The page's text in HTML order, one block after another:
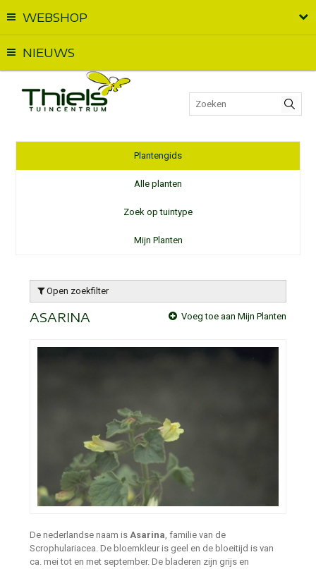
WEBSHOP
NIEUWS
Plantengids
Alle planten
Zoek op tuintype
Mijn Planten
Open zoekfilter
ASARINA Voeg toe aan Mijn Planten
De nederlandse naam is Asarina, familie van de
Scrophulariacea. De bloemkleur is geel en de bloeitijd is van
ca. mei tot en met september. De bladeren zijn grijs en